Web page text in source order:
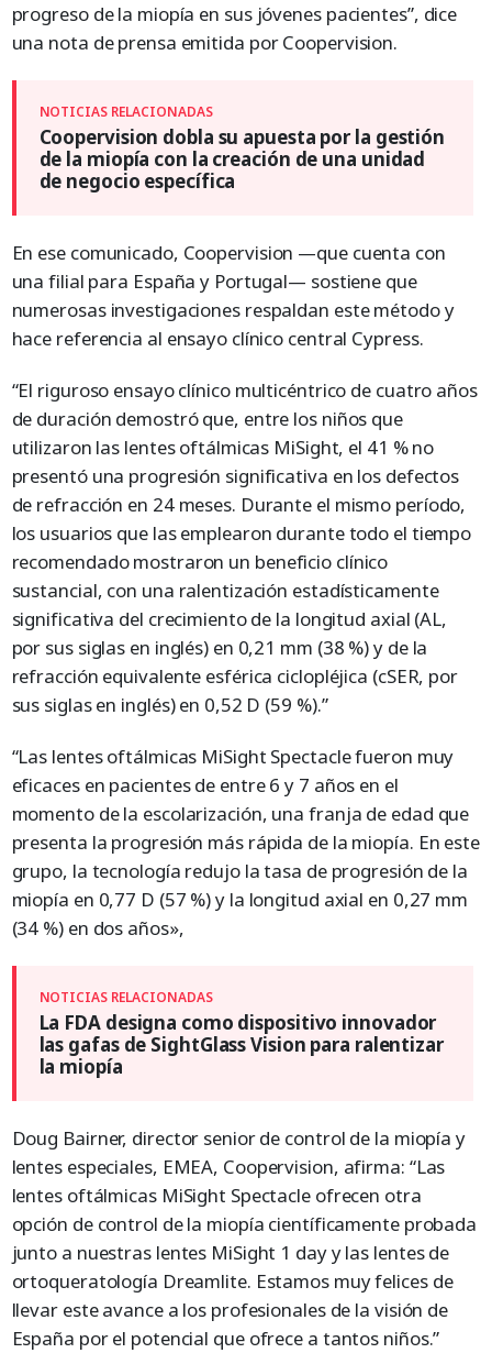
progreso de la miopía en sus jóvenes pacientes”, dice
una nota de prensa emitida por Coopervision.
Coopervision dobla su apuesta por la gestión
de la miopía con la creación de una unidad
de negocio específica
En ese comunicado, Coopervision —que cuenta con
una filial para España y Portugal— sostiene que
numerosas investigaciones respaldan este método y
hace referencia al ensayo clínico central Cypress.
“El riguroso ensayo clínico multicéntrico de cuatro años
de duración demostró que, entre los niños que
utilizaron las lentes oftálmicas MiSight, el 41 % no
presentó una progresión significativa en los defectos
de refracción en 24 meses. Durante el mismo período,
los usuarios que las emplearon durante todo el tiempo
recomendado mostraron un beneficio clínico
sustancial, con una ralentización estadísticamente
significativa del crecimiento de la longitud axial (AL,
por sus siglas en inglés) en 0,21 mm (38 %) y de la
refracción equivalente esférica ciclopléjica (cSER, por
sus siglas en inglés) en 0,52 D (59 %).”
“Las lentes oftálmicas MiSight Spectacle fueron muy
eficaces en pacientes de entre 6 y 7 años en el
momento de la escolarización, una franja de edad que
presenta la progresión más rápida de la miopía. En este
grupo, la tecnología redujo la tasa de progresión de la
miopía en 0,77 D (57 %) y la longitud axial en 0,27 mm
(34 %) en dos años»,
La FDA designa como dispositivo innovador
las gafas de SightGlass Vision para ralentizar
la miopía
Doug Bairner, director senior de control de la miopía y
lentes especiales, EMEA, Coopervision, afirma: “Las
lentes oftálmicas MiSight Spectacle ofrecen otra
opción de control de la miopía científicamente probada
junto a nuestras lentes MiSight 1 day y las lentes de
ortoqueratología Dreamlite. Estamos muy felices de
llevar este avance a los profesionales de la visión de
España por el potencial que ofrece a tantos niños.”